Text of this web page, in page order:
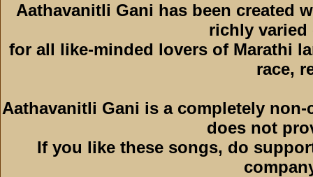
Aathavanitli Gani has been created
richly varied
for all like-minded lovers of Marathi
race,
Aathavanitli Gani is a completely
does not
If you like these songs, do